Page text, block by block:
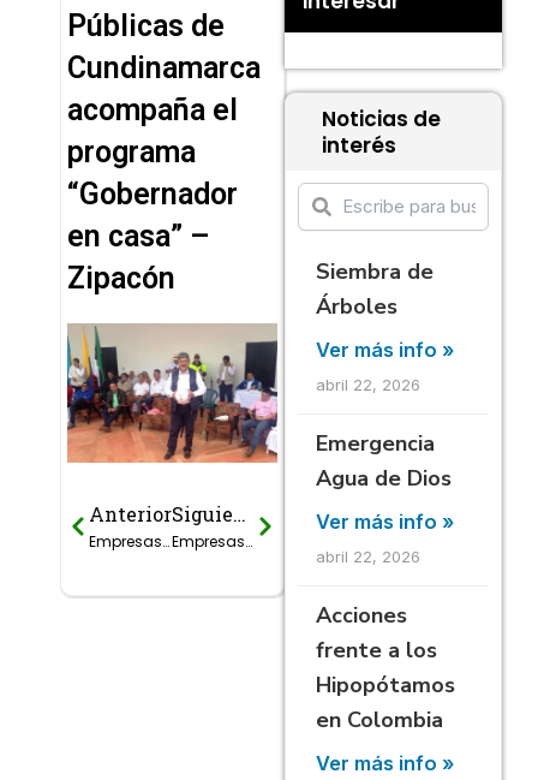
Públicas de
Cundinamarca
acompaña el
programa
“Gobernador
en casa” –
Zipacón
Prev
Anterior
Empresas Públicas de Cundinamarca S.A. E.S.P. (EPC) Engalana la mesa principal en la visitas del programa “GOBERNADOR EN CASA” – Zipacón
Siguiente
Empresas Públicas de Cundinamarca S.A. E.S.P. (EPC) entrega al municipio de San Juan de Rioseco (Cambao)
Next
Noticias de
interés
Siembra de
Árboles
Ver más info »
abril 22, 2026
Emergencia
Agua de Dios
Ver más info »
abril 22, 2026
Acciones
frente a los
Hipopótamos
en Colombia
Ver más info »